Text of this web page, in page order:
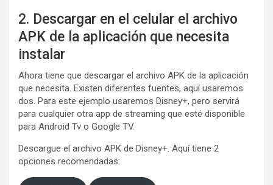
2. Descargar en el celular el archivo
APK de la aplicación que necesita
instalar
Ahora tiene que descargar el archivo APK de la aplicación
que necesita. Existen diferentes fuentes, aquí usaremos
dos. Para este ejemplo usaremos Disney+, pero servirá
para cualquier otra app de streaming que esté disponible
para Android Tv o Google TV.
Descargue el archivo APK de Disney+. Aquí tiene 2
opciones recomendadas: